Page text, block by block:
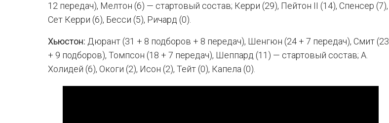
12 передач), Мелтон (6) — стартовый состав; Керри (29), Пейтон II (14), Спенсер (7),
Сет Керри (6), Бесси (5), Ричард (0).
Хьюстон: Дюрант (31 + 8 подборов + 8 передач), Шенгюн (24 + 7 передач), Смит (23
+ 9 подборов), Томпсон (18 + 7 передач), Шеппард (11) — стартовый состав; А.
Холидей (6), Окоги (2), Исон (2), Тейт (0), Капела (0).